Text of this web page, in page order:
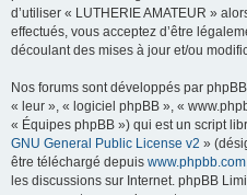
d’utiliser « LUTHERIE AMATEUR »
effectués, vous acceptez d’être
découlant des mises à jour et/ou
Nos forums sont développés par
« leur », « logiciel phpBB », «
« Équipes phpBB ») qui est un script
GNU General Public License v2 »
être téléchargé depuis www.phpbb.com
les discussions sur Internet. phpBB